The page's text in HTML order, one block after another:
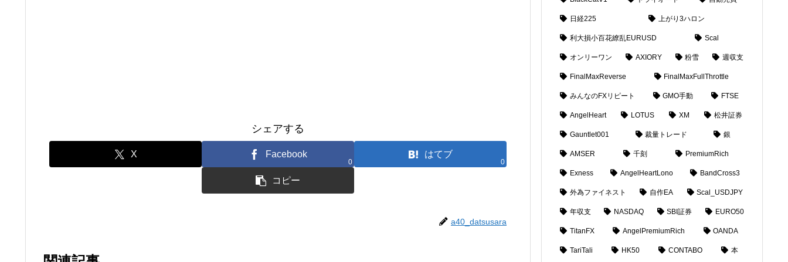
シェアする
X Facebook
0
はてブ
0
コピー
a40_datsusara
日経225 上がり3ハロン
利大損小百花繚乱EURUSD Scal
オンリーワン AXIORY 粉雪 週収支
FinalMaxReverse FinalMaxFullThrottle
みんなのFXリピート GMO手動 FTSE
AngelHeart LOTUS XM 松井証券
Gauntlet001 裁量トレード 銀
AMSER 千刻 PremiumRich
Exness AngelHeartLono BandCross3
外為ファイネスト 自作EA Scal_USDJPY
年収支 NASDAQ SBI証券 EURO50
TitanFX AngelPremiumRich OANDA
TariTali HK50 CONTABO 本